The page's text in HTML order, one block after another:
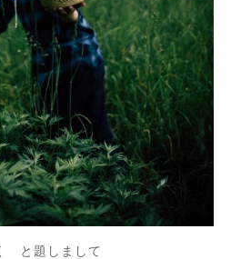
と題しまして